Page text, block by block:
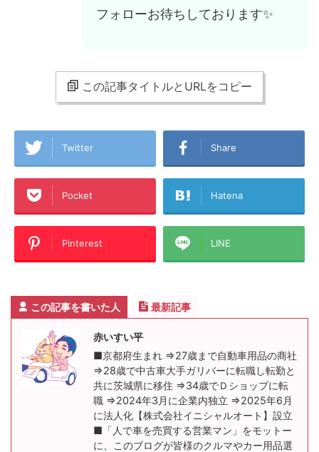
フォローお待ちしております✨
この記事タイトルとURLをコピー
Twitter Share
Pocket Hatena
Pinterest LINE
この記事を書いた人 最新記事
赤いすい平
■京都府生まれ ⇒27歳まで自動車用品の商社
⇒28歳で中古車大手ガリバーに転職し転勤と
共に茨城県に移住 ⇒34歳でＤショップに転
職 ⇒2024年3月に企業内独立 ⇒2025年6月
に法人化【株式会社イニシャルオート】設立
■「人で車を売買する営業マン」をモットー
に、このブログが皆様のクルマやカー用品選